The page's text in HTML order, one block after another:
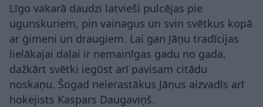
Līgo vakarā daudzi latvieši pulcējas pie
ugunskuriem, pin vainagus un svin svētkus kopā
ar ģimeni un draugiem. Lai gan Jāņu tradīcijas
lielākajai daļai ir nemainīgas gadu no gada,
dažkārt svētki iegūst arī pavisam citādu
noskaņu. Šogad neierastākus Jāņus aizvadīs arī
hokejists Kaspars Daugaviņš.